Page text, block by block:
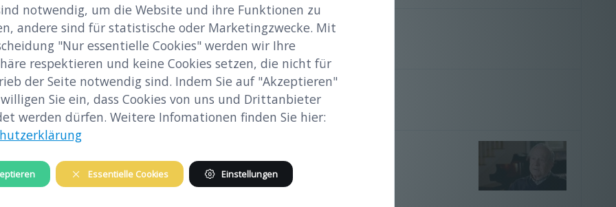
A5lay.pdf
A5 web.pdf
Überlebenden Frank M. Grunwald
notwendig, um die Website und ihre Funktionen zu
andere sind für statistische oder Marketingzwecke. Mit
"Nur essentielle Cookies" werden wir Ihre
respektieren und keine Cookies setzen, die nicht für
der Seite notwendig sind. Indem Sie auf "Akzeptieren"
Sie ein, dass Cookies von uns und Drittanbieter
werden dürfen. Weitere Infomationen finden Sie hier:
Essentielle Cookies Einstellungen